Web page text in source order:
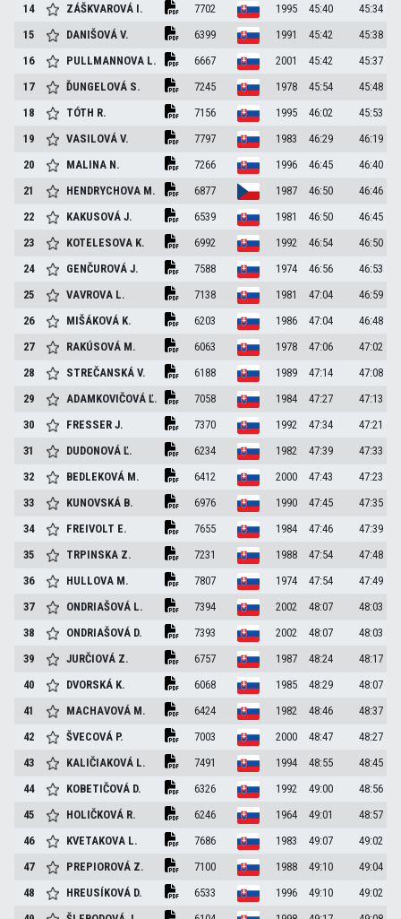
14
ZÁŠKVAROVÁ I. 7702 1995 45:40
45:34
15
DANIŠOVÁV. 6399 1991 45:42
45:38
16
PULLMANNOVA L. 6667 2001 45:42
45:37
17
ĎUNGELOVÁ S. 7245 1978 45:54
45:48
18
TÓTH R. 7156 1995 46:02
45:53
19
VASILOVÁV. 7797 1983 46:29
46:19
20
MALINA N. 7266 1996 46:45
46:40
21
HENDRYCHOVA M. 6877 1987 46:50
46:46
22
KAKUSOVÁJ. 6539 1981 46:50
46:45
23
KOTELESOVA K. 6992 1992 46:54
46:50
24
GENČUROVÁJ. 7588 1974 46:56
46:53
25
VAVROVA L. 7138 1981 47:04
46:59
26
MIŠÁKOVÁ K. 6203 1986 47:04
46:48
27
RAKÚSOVÁ M. 6063 1978 47:06
47:02
28
STREČANSKÁV. 6188 1989 47:14
47:08
29
ADAMKOVIČOVÁĽ. 7058 1984 47:27
47:13
30
FRESSERJ. 7370 1992 47:34
47:21
31
DUDONOVÁĽ. 6234 1982 47:39
47:33
32
BEDLEKOVÁ M. 6412 2000 47:43
47:23
33
KUNOVSKÁ B. 6976 1990 47:45
47:35
34
FREIVOLT E. 7655 1984 47:46
47:39
35
TRPINSKA Z. 7231 1988 47:54
47:48
36
HULLOVA M. 7807 1974 47:54
47:49
37
ONDRIAŠOVÁ L. 7394 2002 48:07
48:03
38
ONDRIAŠOVÁ D. 7393 2002 48:07
48:03
39
JURČIOVÁ Z. 6757 1987 48:24
48:17
40
DVORSKÁ K. 6068 1985 48:29
48:07
41
MACHAVOVÁ M. 6424 1982 48:46
48:37
42
ŠVECOVÁ P. 7003 2000 48:47
48:27
43
KALIČIAKOVÁ L. 7491 1994 48:55
48:45
44
KOBETIČOVÁ D. 6326 1992 49:00
48:56
45
HOLIČKOVÁ R. 6246 1964 49:01
48:57
46
KVETAKOVA L. 7686 1983 49:07
49:02
47
PREPIOROVÁ Z. 7100 1988 49:10
49:04
48
HREUSÍKOVÁ D. 6533 1996 49:10
49:02